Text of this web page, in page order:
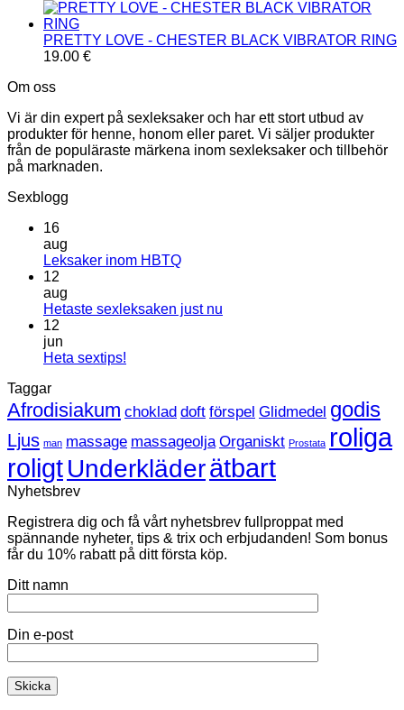
PRETTY LOVE - CHESTER BLACK VIBRATOR RING
19.00 €
Om oss
Vi är din expert på sexleksaker och har ett stort utbud av
produkter för henne, honom eller paret. Vi säljer produkter
från de populäraste märkena inom sexleksaker och tillbehör
på marknaden.
Sexblogg
16
aug
Leksaker inom HBTQInga
Leksaker
12
aug
Hetaste sexleksaken just nu
12
jun
Heta sextips!
Heta
sextips!
Taggar
Afrodisiakum choklad doft förspel Glidmedel godis
Ljus man massage massageolja Organiskt Prostata roliga
roligtUnderkläderätbart
Nyhetsbrev
Registrera dig och få vårt nyhetsbrev fullproppat med
spännande nyheter, tips & trix och erbjudanden! Som bonus
får du 10% rabatt på ditt första köp.
Ditt namn
Din e-post